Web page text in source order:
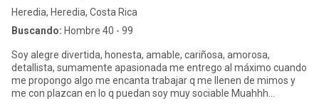
Heredia, Heredia, Costa Rica
Buscando: Hombre 40 - 99
Soy alegre divertida, honesta, amable, cariñosa, amorosa,
detallista, sumamente apasionada me entrego al máximo cuando
me propongo algo me encanta trabajar q me llenen de mimos y
me con plazcan en lo q puedan soy muy sociable Muahhh